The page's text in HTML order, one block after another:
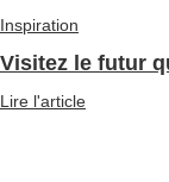
Inspiration
Visitez le futur
Lire l'article